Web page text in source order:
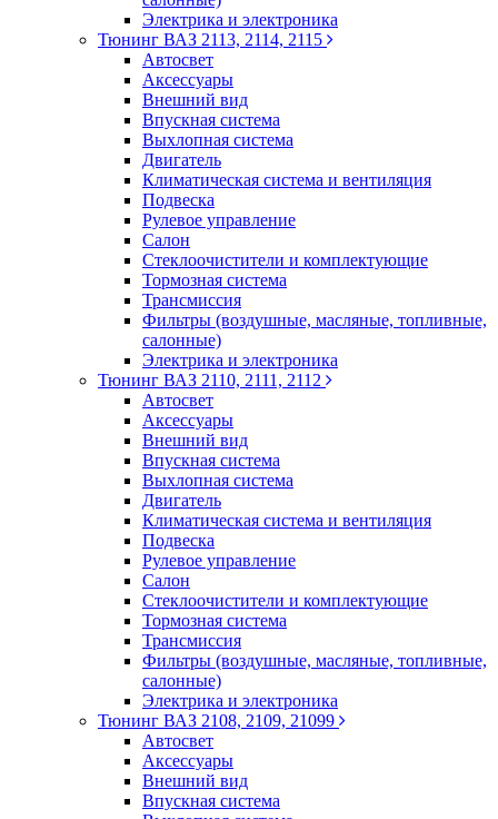
Электрика и электроника
Тюнинг ВАЗ 2113, 2114, 2115
Автосвет
Аксессуары
Внешний вид
Впускная система
Выхлопная система
Двигатель
Климатическая система и вентиляция
Подвеска
Рулевое управление
Салон
Стеклоочистители и комплектующие
Тормозная система
Трансмиссия
Фильтры (воздушные, масляные, топливные,
салонные)
Электрика и электроника
Тюнинг ВАЗ 2110, 2111, 2112
Автосвет
Аксессуары
Внешний вид
Впускная система
Выхлопная система
Двигатель
Климатическая система и вентиляция
Подвеска
Рулевое управление
Салон
Стеклоочистители и комплектующие
Тормозная система
Трансмиссия
Фильтры (воздушные, масляные, топливные,
салонные)
Электрика и электроника
Тюнинг ВАЗ 2108, 2109, 21099
Автосвет
Аксессуары
Внешний вид
Впускная система